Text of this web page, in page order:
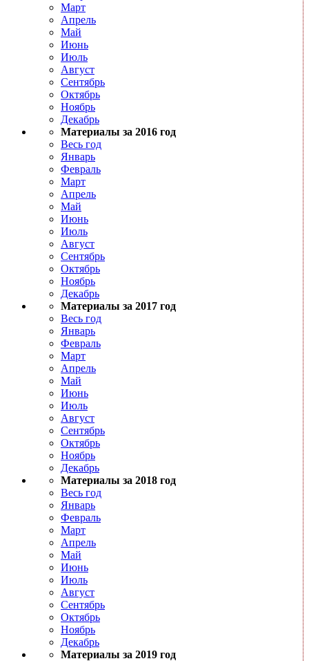
Март
Апрель
Май
Июнь
Июль
Август
Сентябрь
Октябрь
Ноябрь
Декабрь
Материалы за 2016 год
Весь год
Январь
Февраль
Март
Апрель
Май
Июнь
Июль
Август
Сентябрь
Октябрь
Ноябрь
Декабрь
Материалы за 2017 год
Весь год
Январь
Февраль
Март
Апрель
Май
Июнь
Июль
Август
Сентябрь
Октябрь
Ноябрь
Декабрь
Материалы за 2018 год
Весь год
Январь
Февраль
Март
Апрель
Май
Июнь
Июль
Август
Сентябрь
Октябрь
Ноябрь
Декабрь
Материалы за 2019 год